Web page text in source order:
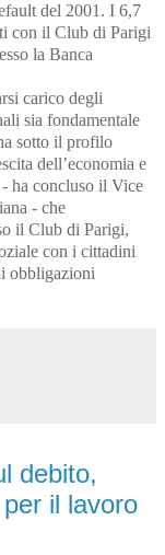
del 2001. I 6,7
con il Club di Parigi
la Banca
carico degli
sia fondamentale
sotto il profilo
dell’economia e
ha concluso il Vice
- che
il Club di Parigi,
con i cittadini
obbligazioni
debito,
il lavoro